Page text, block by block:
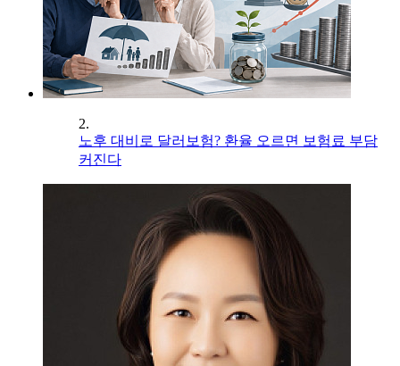
2.
노후 대비로 달러보험? 환율 오르면 보험료 부담
커진다